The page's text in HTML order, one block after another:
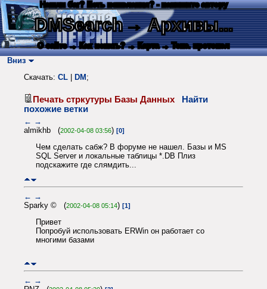
Нашли баг? Есть пожелания? - напишите автору
DMSearch→ Архивы...
О сайте → Как искать? → Карта → Текс. протокол
Вниз
Скачать: CL DM ;
Печать стркутуры Базы Данных
Найти
похожие ветки
← →
almikhb (2002-04-08 03:56) [0]
Чем сделать сабж? В форуме не нашел. Базы и MS
SQL Server и локальные таблицы *.DB Плиз
подскажите где слямдить...
← →
Sparky © (2002-04-08 05:14) [1]
Привет
Попробуй использовать ERWin он работает со
многими базами
← →